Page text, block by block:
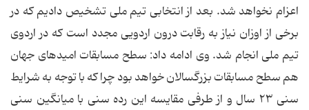
اعزام نخواهد شد. بعد از انتخابی تیم ملی تشخیص دادیم که در
برخی از اوزان نیاز به رقابت درون اردویی مجدد است که در اردوی
تیم ملی انجام شد. وی ادامه داد: سطح مسابقات امیدهای جهان
هم سطح مسابقات بزرگسالان خواهد بود چرا که با توجه به شرایط
سنی ۲۳ سال و از طرفی مقایسه این رده سنی با میانگین سنی